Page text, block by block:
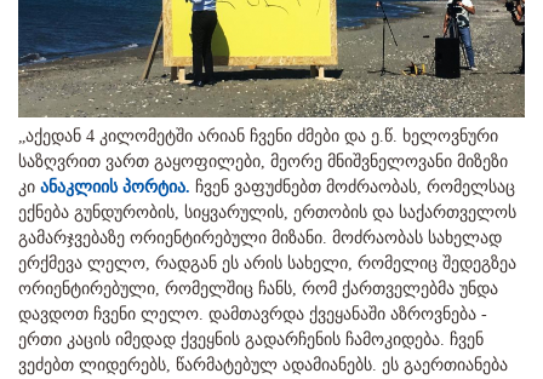
„აქედან 4 კილომეტში არიან ჩვენი ძმები და ე.წ. ხელოვნური
საზღვრით ვართ გაყოფილები, მეორე მნიშვნელოვანი მიზეზი
კი ანაკლიის პორტია. ჩვენ ვაფუძნებთ მოძრაობას, რომელსაც
ექნება გუნდურობის, სიყვარულის, ერთობის და საქართველოს
გამარჯვებაზე ორიენტირებული მიზანი. მოძრაობას სახელად
ერქმევა ლელო, რადგან ეს არის სახელი, რომელიც შედეგზეა
ორიენტირებული, რომელშიც ჩანს, რომ ქართველებმა უნდა
დავდოთ ჩვენი ლელო. დამთავრდა ქვეყანაში აზროვნება -
ერთი კაცის იმედად ქვეყნის გადარჩენის ჩამოკიდება. ჩვენ
ვეძებთ ლიდერებს, წარმატებულ ადამიანებს. ეს გაერთიანება